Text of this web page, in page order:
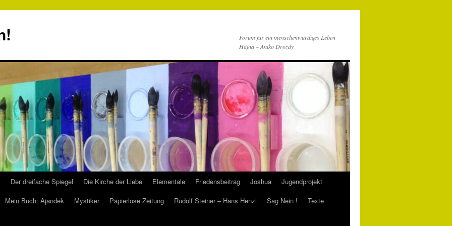
Forum für ein menschenwürdiges Leben
Hajna – Aniko Drozdy
Der dreifache Spiegel Die Kirche der Liebe Elementale Friedensbeitrag Joshua
Jugendprojekt
Mein Buch: Ajandek Mystiker Papierlose Zeitung Rudolf Steiner – Hans Henzi Sag Nein !
Texte